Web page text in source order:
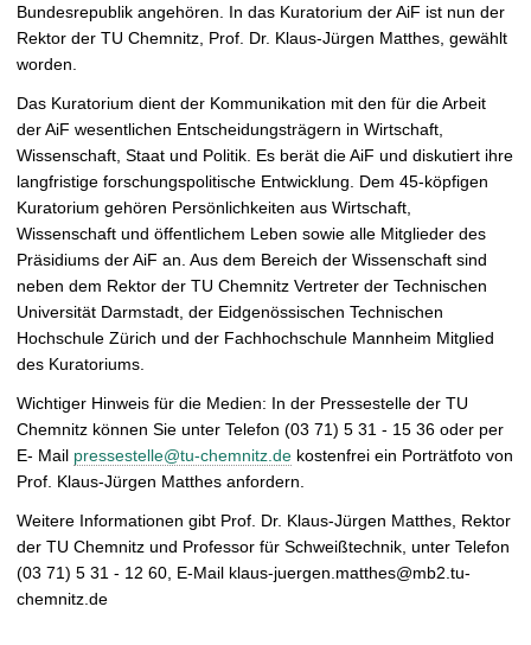
Bundesrepublik angehören. In das Kuratorium der AiF ist nun der
Rektor der TU Chemnitz, Prof. Dr. Klaus-Jürgen Matthes, gewählt
worden.
Das Kuratorium dient der Kommunikation mit den für die Arbeit
der AiF wesentlichen Entscheidungsträgern in Wirtschaft,
Wissenschaft, Staat und Politik. Es berät die AiF und diskutiert ihre
langfristige forschungspolitische Entwicklung. Dem 45-köpfigen
Kuratorium gehören Persönlichkeiten aus Wirtschaft,
Wissenschaft und öffentlichem Leben sowie alle Mitglieder des
Präsidiums der AiF an. Aus dem Bereich der Wissenschaft sind
neben dem Rektor der TU Chemnitz Vertreter der Technischen
Universität Darmstadt, der Eidgenössischen Technischen
Hochschule Zürich und der Fachhochschule Mannheim Mitglied
des Kuratoriums.
Wichtiger Hinweis für die Medien: In der Pressestelle der TU
Chemnitz können Sie unter Telefon (03 71) 5 31 - 15 36 oder per
E- Mail pressestelle@tu-chemnitz.de kostenfrei ein Porträtfoto von
Prof. Klaus-Jürgen Matthes anfordern.
Weitere Informationen gibt Prof. Dr. Klaus-Jürgen Matthes, Rektor
der TU Chemnitz und Professor für Schweißtechnik, unter Telefon
(03 71) 5 31 - 12 60, E-Mail klaus-juergen.matthes@mb2.tu-
chemnitz.de